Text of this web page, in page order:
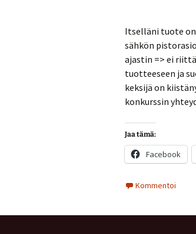
Itselläni tuote
sähkön
ajastin => ei
tuotteeseen ja
keksijä on
konkurssin
Jaa tämä:
Facebook
Kommentoi